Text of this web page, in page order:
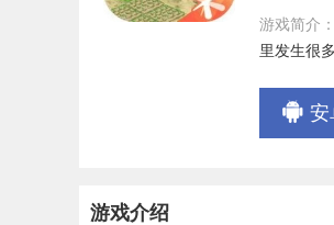
游戏简介：
里发生很
安
游戏介绍